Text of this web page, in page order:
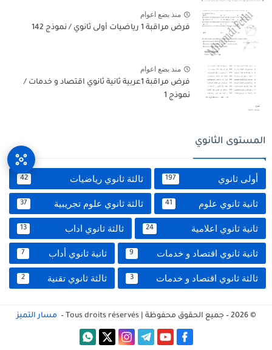
منذ بضع اعوام
فرض مراقبة 1 رياضيات أولى ثانوي / نموذج 142
منذ بضع اعوام
فرض مراقبة 1عربية ثانية ثانوي اقتصاد و خدمات /
نموذج 1
المستوى الثانوي
أولى ثانوي 197 ثالثة ثانوي رياضيات 42
ثانية ثانوي علوم 41 ثالثة ثانوي علوم تجريبية 37
ثانية ثانوي اعلامية 24 ثالثة ثانوي اداب 13
ثانية ثانوي اقتصاد و خدمات 9 ثانية ثانوي أداب 7
ثالثة ثانوي اقتصاد و خدمات 3 ثالثة ثانوي تقنية 2
© 2026 – جميع الحقوق محفوظة | Tous droits réservés – مسار التميز